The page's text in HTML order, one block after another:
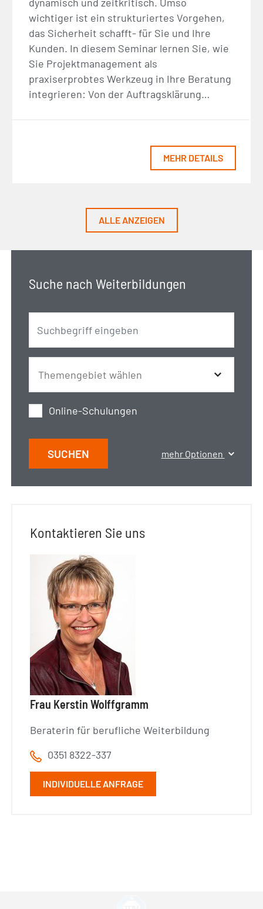
wichtiger ist ein strukturiertes Vorgehen,
das Sicherheit schafft- für Sie und Ihre
Kunden. In diesem Seminar lernen Sie, wie
Sie Projektmanagement als
praxiserprobtes Werkzeug in Ihre Beratung
integrieren: Von der Auftragsklärung…
MEHR DETAILS
ALLE ANZEIGEN
Suche nach Weiterbildungen
Online-Schulungen
SUCHEN mehr Optionen
Kontaktieren Sie uns
Frau Kerstin Wolffgramm
Beraterin für berufliche Weiterbildung
0351 8322-337
INDIVIDUELLE ANFRAGE